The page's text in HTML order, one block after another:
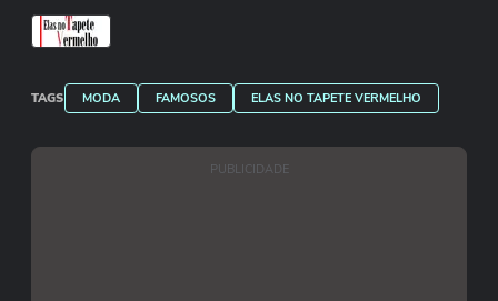
TAGS MODA FAMOSOS ELAS NO TAPETE VERMELHO
PUBLICIDADE